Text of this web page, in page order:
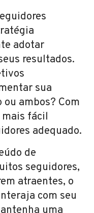
adotar
resultados.
sua
ambos? Com
fácil
adequado.
de
seguidores,
atraentes, o
com seu